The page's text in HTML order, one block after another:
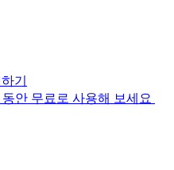
기
동안 무료로 사용해 보세요